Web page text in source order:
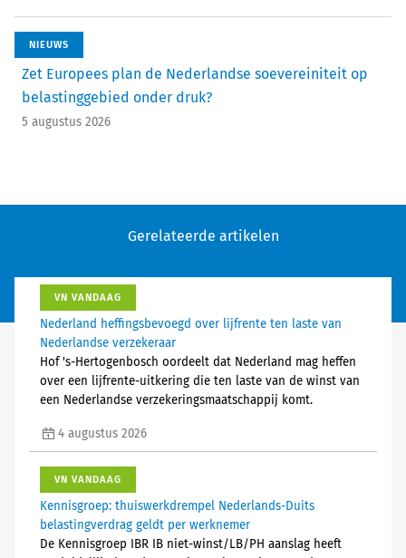
NIEUWS
Zet Europees plan de Nederlandse soevereiniteit op
belastinggebied onder druk?
5 augustus 2026
Gerelateerde artikelen
VN VANDAAG
Nederland heffingsbevoegd over lijfrente ten laste van
Nederlandse verzekeraar
Hof 's-Hertogenbosch oordeelt dat Nederland mag heffen
over een lijfrente-uitkering die ten laste van de winst van
een Nederlandse verzekeringsmaatschappij komt.
4 augustus 2026
VN VANDAAG
Kennisgroep: thuiswerkdrempel Nederlands-Duits
belastingverdrag geldt per werknemer
De Kennisgroep IBR IB niet-winst/LB/PH aanslag heeft